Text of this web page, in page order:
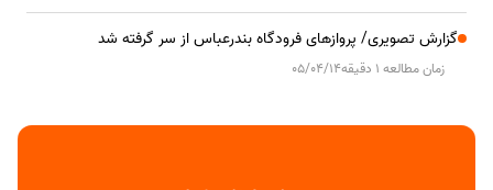
گزارش تصویری/ پروازهای فرودگاه بندرعباس از سر گرفته شد
زمان مطالعه 1 دقیقه 05/04/14